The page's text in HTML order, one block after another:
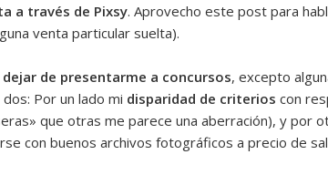
a través de Pixsy. Aprovecho este post para
venta particular suelta).
dejar de presentarme a concursos, excepto
Por un lado mi disparidad de criterios con
que otras me parece una aberración), y por
con buenos archivos fotográficos a precio de